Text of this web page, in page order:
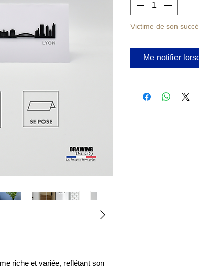
riche et variée, reflétant son
Victime de son
Me notifier